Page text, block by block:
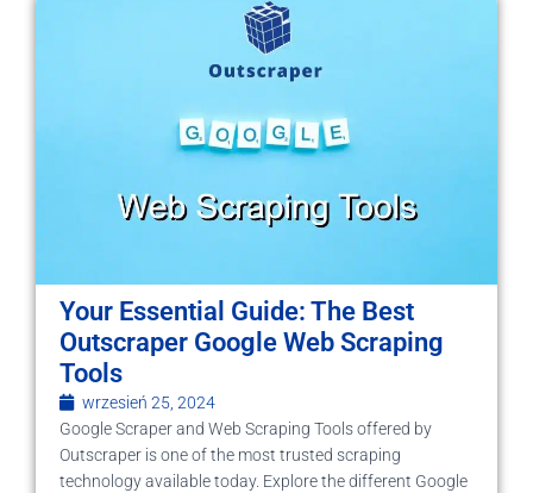
Your Essential Guide: The Best
Outscraper Google Web Scraping
Tools
wrzesień 25, 2024
Google Scraper and Web Scraping Tools offered by
Outscraper is one of the most trusted scraping
technology available today. Explore the different Google